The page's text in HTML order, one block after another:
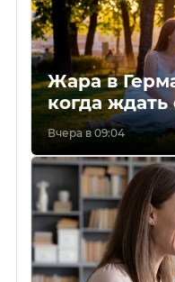
Жара в
когда
Вчера в 09:04